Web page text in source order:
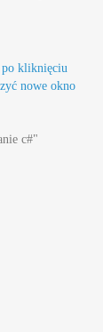
po kliknięciu
nowe okno
c#"